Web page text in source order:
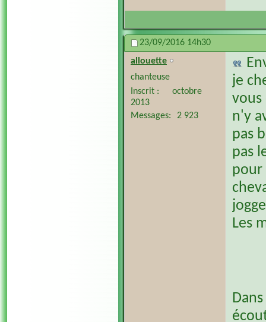
23/09/2016 14h30
allouette
chanteuse
Inscrit
octobre
2013
Messages
2 923
je
vous
n'y
pas
pas
pour
Les